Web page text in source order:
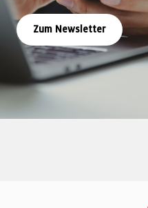
Zum Newsletter